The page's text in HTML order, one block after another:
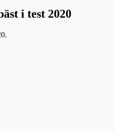
i test 2020